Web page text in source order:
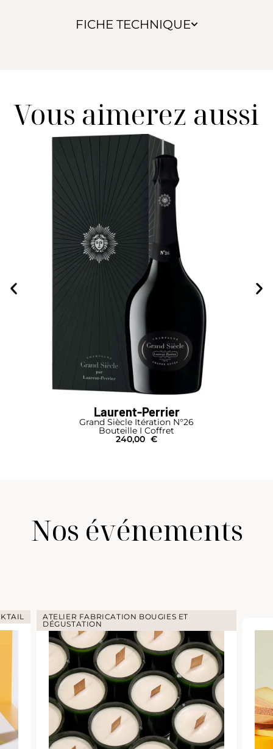
FICHE TECHNIQUE
Vous aimerez aussi
Laurent-Perrier
Grand Siècle Itération N°25 par Laurent-Perrier
Bouteille
230,00 €
Nos événements
ET